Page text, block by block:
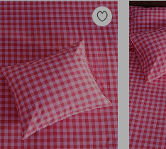
Toevoegen
aan
favorieten